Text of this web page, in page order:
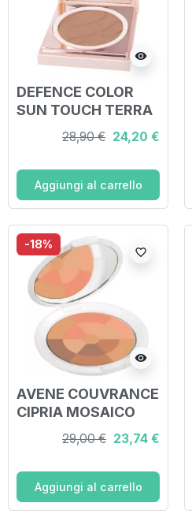
visibility
DEFENCE COLOR
SUN TOUCH TERRA
COMPATTA 207
NOISETTE
28,90 € 24,20 €
Aggiungi al carrello
-18%
visibility
favorite_border
AVENE COUVRANCE
CIPRIA MOSAICO
29,00 € 23,74 €
Aggiungi al carrello